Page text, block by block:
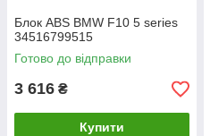
Блок ABS BMW F10 5 series
34516799515
Готово до відправки
3 616 ₴
Купити